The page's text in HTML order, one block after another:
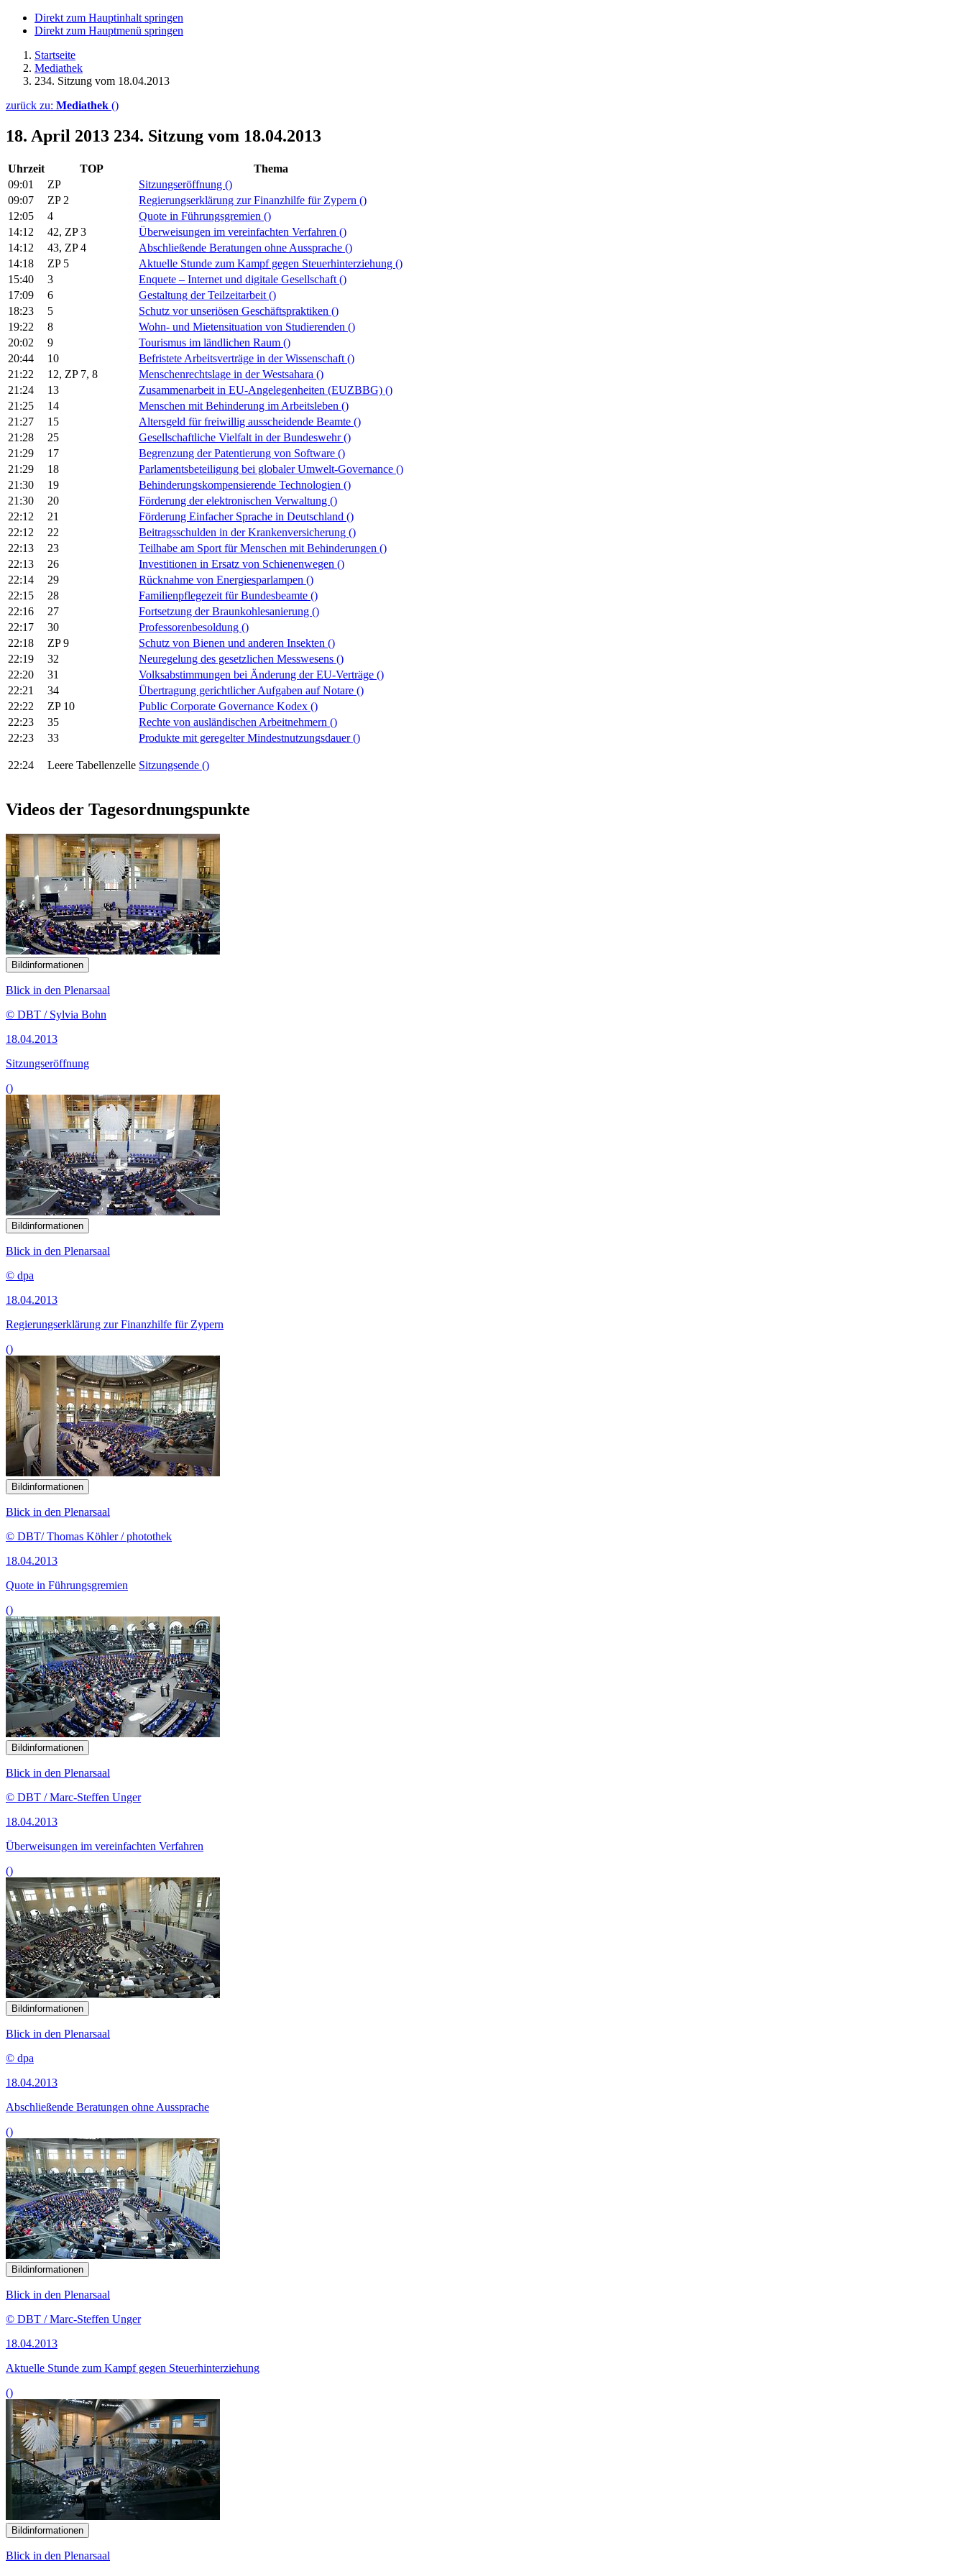
Direkt zum Hauptinhalt springen
Direkt zum Hauptmenü springen
Startseite
Mediathek
234. Sitzung vom 18.04.2013
zurück zu: Mediathek ()
18. April 2013 234. Sitzung vom 18.04.2013
Uhrzeit TOP
Thema
09:01
ZP Sitzungseröffnung ()
09:07
ZP 2 Regierungserklärung zur Finanzhilfe für Zypern ()
12:05
4 Quote in Führungsgremien ()
14:12
42, ZP 3 Überweisungen im vereinfachten Verfahren ()
14:12
43, ZP 4 Abschließende Beratungen ohne Aussprache ()
14:18
ZP 5 Aktuelle Stunde zum Kampf gegen Steuerhinterziehung ()
15:40
3 Enquete – Internet und digitale Gesellschaft ()
17:09
6 Gestaltung der Teilzeitarbeit ()
18:23
5 Schutz vor unseriösen Geschäftspraktiken ()
19:22
8 Wohn- und Mietensituation von Studierenden ()
20:02
9 Tourismus im ländlichen Raum ()
20:44
10 Befristete Arbeitsverträge in der Wissenschaft ()
21:22
12, ZP 7, 8 Menschenrechtslage in der Westsahara ()
21:24
13 Zusammenarbeit in EU-Angelegenheiten (EUZBBG) ()
21:25
14 Menschen mit Behinderung im Arbeitsleben ()
21:27
15 Altersgeld für freiwillig ausscheidende Beamte ()
21:28
25 Gesellschaftliche Vielfalt in der Bundeswehr()
21:29
17 Begrenzung der Patentierung von Software ()
21:29
18 Parlamentsbeteiligung bei globaler Umwelt-Governance ()
21:30
19 Behinderungskompensierende Technologien ()
21:30
20 Förderung der elektronischen Verwaltung ()
22:12
21 Förderung Einfacher Sprache in Deutschland ()
22:12
22 Beitragsschulden in der Krankenversicherung ()
22:13
23 Teilhabe am Sport für Menschen mit Behinderungen ()
22:13
26 Investitionen in Ersatz von Schienenwegen ()
22:14
29 Rücknahme von Energiesparlampen ()
22:15
28 Familienpflegezeit für Bundesbeamte ()
22:16
27 Fortsetzung der Braunkohlesanierung ()
22:17
30 Professorenbesoldung ()
22:18
ZP 9 Schutz von Bienen und anderen Insekten ()
22:19
32 Neuregelung des gesetzlichen Messwesens ()
22:20
31 Volksabstimmungen bei Änderung der EU-Verträge ()
22:21
34 Übertragung gerichtlicher Aufgaben auf Notare ()
22:22
ZP 10 Public Corporate Governance Kodex ()
22:23
35 Rechte von ausländischen Arbeitnehmern ()
22:23
33 Produkte mit geregelter Mindestnutzungsdauer()
22:24 Leere Tabellenzelle Sitzungsende ()
Videos der Tagesordnungspunkte
Bildinformationen
Blick in den Plenarsaal
© DBT / Sylvia Bohn
18.04.2013
Sitzungseröffnung
()
Bildinformationen
Blick in den Plenarsaal
© dpa
18.04.2013
Regierungserklärung zur Finanzhilfe für Zypern
()
Bildinformationen
Blick in den Plenarsaal
© DBT/ Thomas Köhler / photothek
18.04.2013
Quote in Führungsgremien
()
Bildinformationen
Blick in den Plenarsaal
© DBT / Marc-Steffen Unger
18.04.2013
Überweisungen im vereinfachten Verfahren
()
Bildinformationen
Blick in den Plenarsaal
© dpa
18.04.2013
Abschließende Beratungen ohne Aussprache
()
Bildinformationen
Blick in den Plenarsaal
© DBT / Marc-Steffen Unger
18.04.2013
Aktuelle Stunde zum Kampf gegen Steuerhinterziehung
()
Bildinformationen
Blick in den Plenarsaal